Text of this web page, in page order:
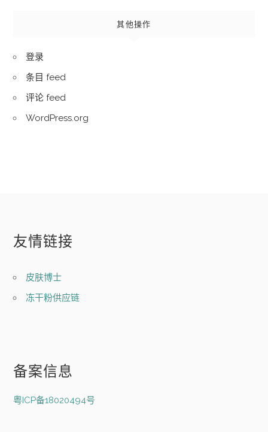
其他操作
登录
条目 feed
评论 feed
WordPress.org
友情链接
皮肤博士
冻干粉供应链
备案信息
粤ICP备18020494号